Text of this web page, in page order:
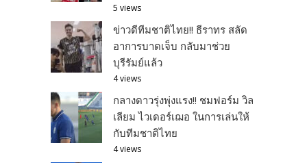
5 views
ข่าวดีทีมชาติไทย!! ธีราทร สลัด
อาการบาดเจ็บ กลับมาช่วย
บุรีรัมย์แล้ว
4 views
กลางดาวรุ่งพุ่งแรง!! ชมฟอร์ม วิล
เลียม ไวเดอร์เฌอ ในการเล่นให้
กับทีมชาติไทย
4 views